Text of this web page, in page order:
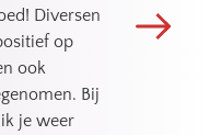
Diversen
op
ook
Bij
je weer